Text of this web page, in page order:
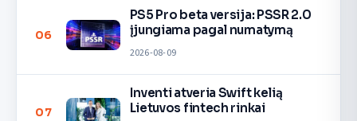
06
PS5 Pro beta versija: PSSR 2.0
įjungiama pagal numatymą
2026-08-09
07
Inventi atveria Swift kelią
Lietuvos fintech rinkai